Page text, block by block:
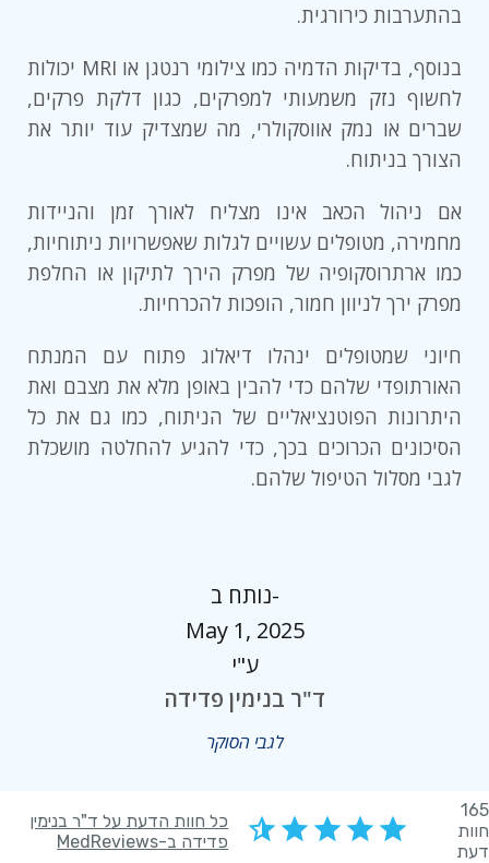
בהתערבות כירורגית.
בנוסף, בדיקות הדמיה כמו צילומי רנטגן או MRI יכולות
לחשוף נזק משמעותי למפרקים, כגון דלקת פרקים,
שברים או נמק אווסקולרי, מה שמצדיק עוד יותר את
הצורך בניתוח.
אם ניהול הכאב אינו מצליח לאורך זמן והניידות
מחמירה, מטופלים עשויים לגלות שאפשרויות ניתוחיות,
כמו ארתרוסקופיה של מפרק הירך לתיקון או החלפת
מפרק ירך לניוון חמור, הופכות להכרחיות.
חיוני שמטופלים ינהלו דיאלוג פתוח עם המנתח
האורתופדי שלהם כדי להבין באופן מלא את מצבם ואת
היתרונות הפוטנציאליים של הניתוח, כמו גם את כל
הסיכונים הכרוכים בכך, כדי להגיע להחלטה מושכלת
לגבי מסלול הטיפול שלהם.
נותח ב-
May 1, 2025
ע"י
ד"ר בנימין פדידה
לגבי הסוקר